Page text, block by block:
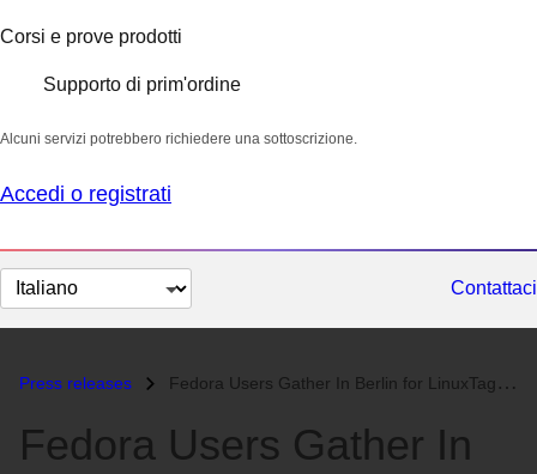
Corsi e prove prodotti
Supporto di prim'ordine
Alcuni servizi potrebbero richiedere una sottoscrizione.
Accedi o registrati
Cambia
lingua
Contattaci
Press releases Fedora Users Gather In Berlin for LinuxTag And Fedora 11 Development...
Fedora Users Gather In